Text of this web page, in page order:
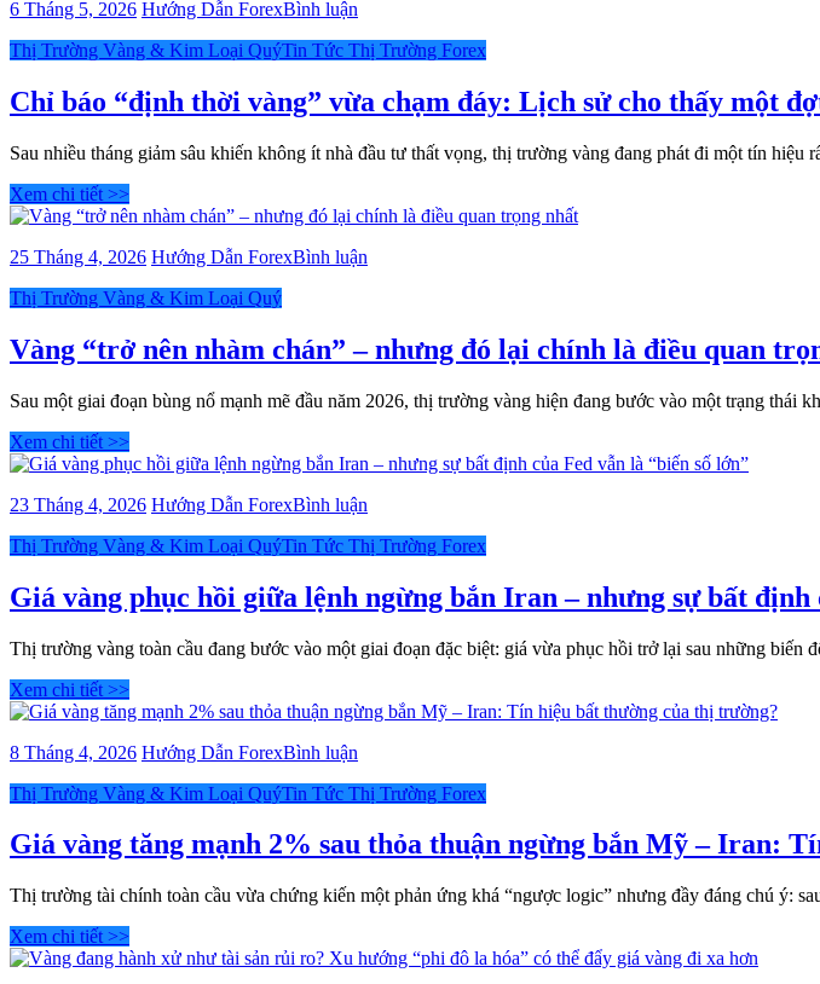
từ
biển
Hormuz
khiến
giá
và
lợi
trái
thành
tâm
chú
6 Tháng 5, 2026 Hướng Dẫn ForexBình luận
Chỉ
“định
thời
vừa
đáy:
Lịch
cho
tăng
có
bắt
Categories
Thị Trường Vàng & Kim Loại QuýTin Tức Thị Trường Forex
Chỉ báo “định thời vàng” vừa chạm đáy: Lịch sử cho thấy một
Sau nhiều tháng giảm sâu khiến không ít nhà đầu tư thất vọng, thị trường vàng đang phát đi một tín hiệu
Xem chi tiết >>
25 Tháng 4, 2026 Hướng Dẫn ForexBình luận
nên
nhàm
–
lại
là
điều
quan
nhất
Categories
Thị Trường Vàng & Kim Loại Quý
Vàng “trở nên nhàm chán” – nhưng đó lại chính là điều quan
Sau một giai đoạn bùng nổ mạnh mẽ đầu năm 2026, thị trường vàng hiện đang bước vào một trạng thái
Xem chi tiết >>
23 Tháng 4, 2026 Hướng Dẫn ForexBình luận
Giá
phục
hồi
lệnh
Iran
sự
bất
định
của
vẫn
số
Categories
Thị Trường Vàng & Kim Loại QuýTin Tức Thị Trường Forex
Giá vàng phục hồi giữa lệnh ngừng bắn Iran – nhưng sự bất định
Thị trường vàng toàn cầu đang bước vào một giai đoạn đặc biệt: giá vừa phục hồi trở lại sau những biến
Xem chi tiết >>
8 Tháng 4, 2026 Hướng Dẫn ForexBình luận
Giá
tăng
mạnh
sau
thuận
ngừng
Categories
Thị Trường Vàng & Kim Loại QuýTin Tức Thị Trường Forex
Giá vàng tăng mạnh 2% sau thỏa thuận ngừng bắn Mỹ – Iran:
Thị trường tài chính toàn cầu vừa chứng kiến một phản ứng khá “ngược logic” nhưng đầy đáng chú ý:
Xem chi tiết >>